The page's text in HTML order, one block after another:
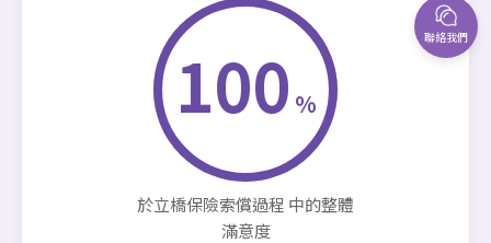
100%
於立橋保險索償過程 中的整體
滿意度
聯絡我們